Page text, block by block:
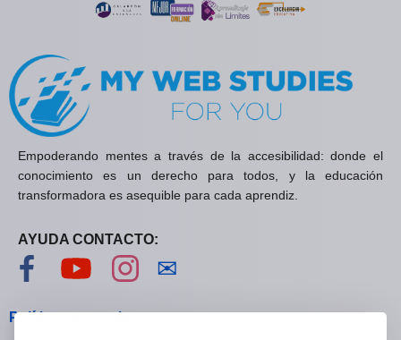
Empoderando mentes a través de la accesibilidad: donde el
conocimiento es un derecho para todos, y la educación
transformadora es asequible para cada aprendiz.
AYUDA CONTACTO:
Visítanos en Facebook
Visítanos en YouTube
Visítanos en Instagram
✉
Políticas generales